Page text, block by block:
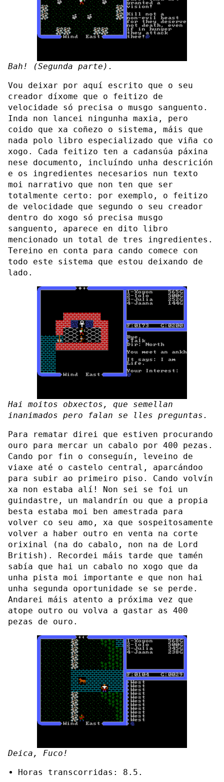
Bah! (Segunda parte).
Vou deixar por aquí escrito que o seu
creador díxome que o feitizo de
velocidade só precisa o musgo sanguento.
Inda non lancei ningunha maxia, pero
coido que xa coñezo o sistema, máis que
nada polo libro especializado que viña co
xogo. Cada feitizo ten a cadansúa páxina
nese documento, incluíndo unha descrición
e os ingredientes necesarios nun texto
moi narrativo que non ten que ser
totalmente certo: por exemplo, o feitizo
de velocidade que segundo o seu creador
dentro do xogo só precisa musgo
sanguento, aparece en dito libro
mencionado un total de tres ingredientes.
Tereino en conta para cando comece con
todo este sistema que estou deixando de
lado.
Hai moitos obxectos, que semellan
inanimados pero falan se lles preguntas.
Para rematar direi que estiven procurando
ouro para mercar un cabalo por 400 pezas.
Cando por fin o conseguín, leveino de
viaxe até o castelo central, aparcándoo
para subir ao primeiro piso. Cando volvín
xa non estaba alí! Non sei se foi un
guindastre, un malandrín ou que a propia
besta estaba moi ben amestrada para
volver co seu amo, xa que sospeitosamente
volver a haber outro en venta na corte
orixinal (na do cabalo, non na de Lord
British). Recordei máis tarde que tamén
sabía que hai un cabalo no xogo que da
unha pista moi importante e que non hai
unha segunda oportunidade se se perde.
Andarei máis atento a próxima vez que
atope outro ou volva a gastar as 400
pezas de ouro.
Deica, Fuco!
Horas transcorridas: 8.5.